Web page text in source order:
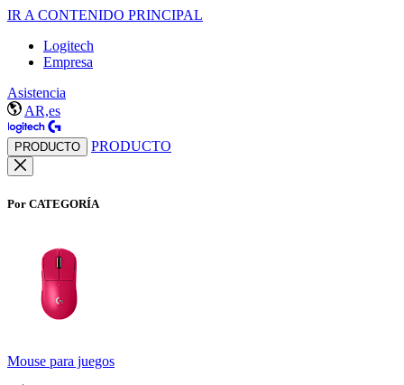
IR A CONTENIDO PRINCIPAL
Logitech
Empresa
Asistencia
AR,es
PRODUCTO PRODUCTO
Por CATEGORÍA
Mouse para juegos